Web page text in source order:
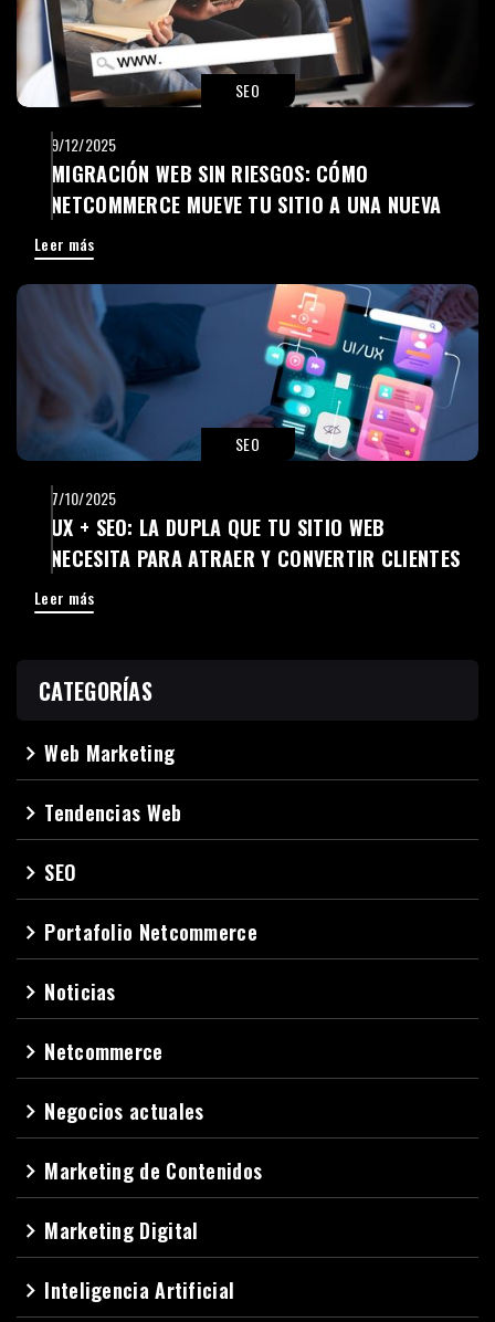
SEO
9/12/2025
MIGRACIÓN WEB SIN RIESGOS: CÓMO
NETCOMMERCE MUEVE TU SITIO A UNA NUEVA
PLATAFORMA SIN PERDER DATOS NI SEO
Leer más
SEO
7/10/2025
UX + SEO: LA DUPLA QUE TU SITIO WEB
NECESITA PARA ATRAER Y CONVERTIR CLIENTES
Leer más
CATEGORÍAS
navigate_nextWeb Marketing
navigate_next Tendencias Web
navigate_next SEO
navigate_next Portafolio Netcommerce
navigate_next Noticias
navigate_next Netcommerce
navigate_next Negocios actuales
navigate_next Marketing de Contenidos
navigate_next Marketing Digital
navigate_next Inteligencia Artificial